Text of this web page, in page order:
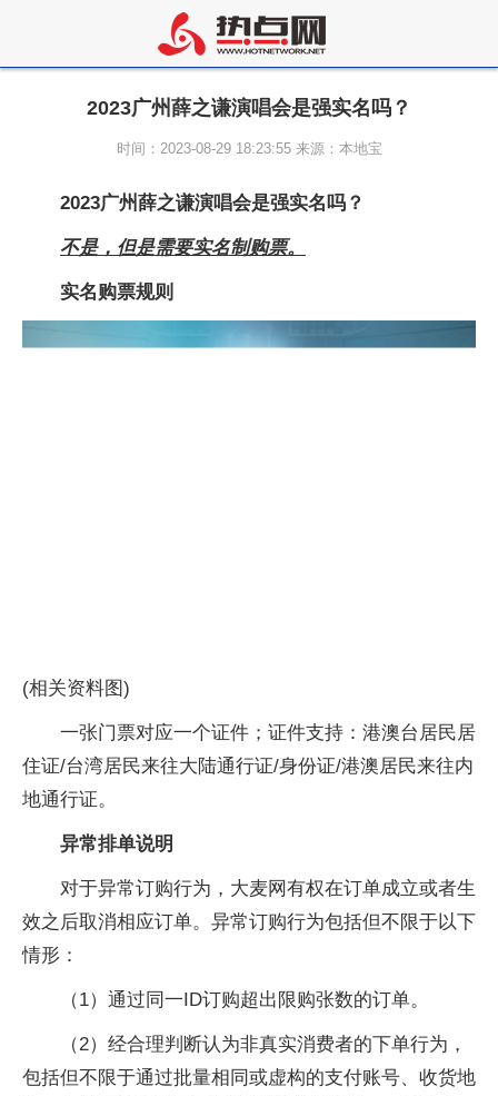
2023广州薛之谦演唱会是强实名吗？
时间：2023-08-29 18:23:55 来源：本地宝
2023广州薛之谦演唱会是强实名吗？
不是，但是需要实名制购票。
实名购票规则
(相关资料图)
一张门票对应一个证件；证件支持：港澳台居民居
住证/台湾居民来往大陆通行证/身份证/港澳居民来往内
地通行证。
异常排单说明
对于异常订购行为，大麦网有权在订单成立或者生
效之后取消相应订单。异常订购行为包括但不限于以下
情形：
（1）通过同一ID订购超出限购张数的订单。
（2）经合理判断认为非真实消费者的下单行为，
包括但不限于通过批量相同或虚构的支付账号、收货地